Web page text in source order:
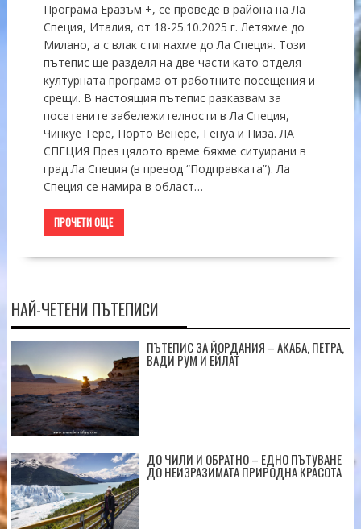
Програма Еразъм +, се проведе в района на Ла
Специя, Италия, от 18-25.10.2025 г. Летяхме до
Милано, а с влак стигнахме до Ла Специя. Този
пътепис ще разделя на две части като отделя
културната програма от работните посещения и
срещи. В настоящия пътепис разказвам за
посетените забележителности в Ла Специя,
Чинкуе Тере, Порто Венере, Генуа и Пиза. ЛА
СПЕЦИЯ През цялото време бяхме ситуирани в
град Ла Специя (в превод “Подправката”). Ла
Специя се намира в област…
ПРОЧЕТИ ОЩЕ
НАЙ-ЧЕТЕНИ ПЪТЕПИСИ
ПЪТЕПИС ЗА ЙОРДАНИЯ – АКАБА, ПЕТРА,
ВАДИ РУМ И ЕЙЛАТ
ДО ЧИЛИ И ОБРАТНО – ЕДНО ПЪТУВАНЕ
ДО НЕИЗРАЗИМАТА ПРИРОДНА КРАСОТА